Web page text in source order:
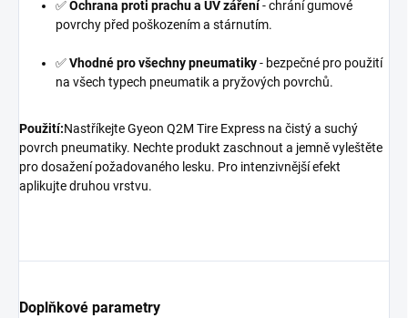
✅Ochrana proti prachu a UV záření- chrání gumové
povrchy před poškozením a stárnutím.
✅Vhodné pro všechny pneumatiky- bezpečné pro použití
na všech typech pneumatik a pryžových povrchů.
Použití:Nastříkejte Gyeon Q2M Tire Express na čistý a suchý
povrch pneumatiky. Nechte produkt zaschnout a jemně vyleštěte
pro dosažení požadovaného lesku. Pro intenzivnější efekt
aplikujte druhou vrstvu.
Doplňkové parametry